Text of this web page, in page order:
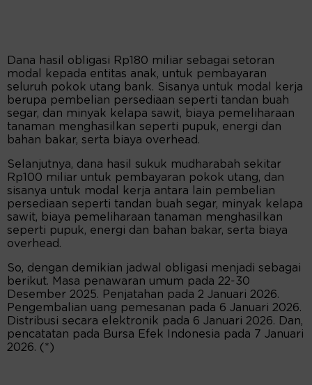
Dana hasil obligasi Rp180 miliar sebagai setoran
modal kepada entitas anak, untuk pembayaran
seluruh pokok utang bank. Sisanya untuk modal kerja
berupa pembelian persediaan seperti tandan buah
segar, dan minyak kelapa sawit, biaya pemeliharaan
tanaman menghasilkan seperti pupuk, energi dan
bahan bakar, serta biaya overhead.
Selanjutnya, dana hasil sukuk mudharabah sekitar
Rp100 miliar untuk pembayaran pokok utang, dan
sisanya untuk modal kerja antara lain pembelian
persediaan seperti tandan buah segar, minyak kelapa
sawit, biaya pemeliharaan tanaman menghasilkan
seperti pupuk, energi dan bahan bakar, serta biaya
overhead.
So, dengan demikian jadwal obligasi menjadi sebagai
berikut. Masa penawaran umum pada 22-30
Desember 2025. Penjatahan pada 2 Januari 2026.
Pengembalian uang pemesanan pada 6 Januari 2026.
Distribusi secara elektronik pada 6 Januari 2026. Dan,
pencatatan pada Bursa Efek Indonesia pada 7 Januari
2026. (*)